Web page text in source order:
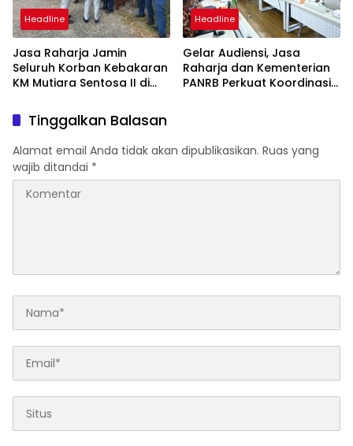
Headline
Jasa Raharja Jamin
Seluruh Korban Kebakaran
KM Mutiara Sentosa II di
Headline
Gelar Audiensi, Jasa
Raharja dan Kementerian
PANRB Perkuat Koordinasi
Tinggalkan Balasan
Alamat email Anda tidak akan dipublikasikan. Ruas yang
wajib ditandai *